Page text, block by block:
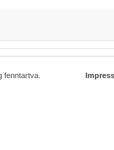
fenntartva.